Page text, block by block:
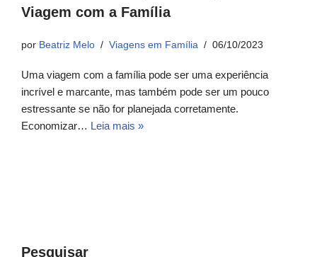
Viagem com a Família
por Beatriz Melo Viagens em Família 06/10/2023
Uma viagem com a família pode ser uma experiência
incrível e marcante, mas também pode ser um pouco
estressante se não for planejada corretamente.
Economizar… Leia mais »
Pesquisar